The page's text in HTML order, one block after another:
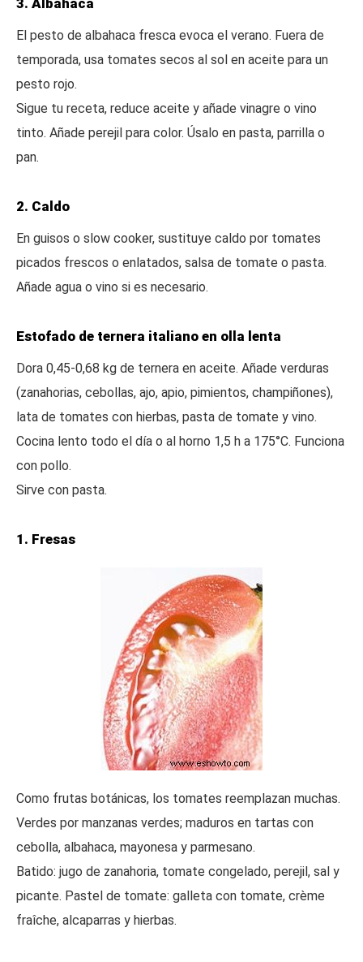
3. Albahaca
El pesto de albahaca fresca evoca el verano. Fuera de
temporada, usa tomates secos al sol en aceite para un
pesto rojo.
Sigue tu receta, reduce aceite y añade vinagre o vino
tinto. Añade perejil para color. Úsalo en pasta, parrilla o
pan.
2. Caldo
En guisos o slow cooker, sustituye caldo por tomates
picados frescos o enlatados, salsa de tomate o pasta.
Añade agua o vino si es necesario.
Estofado de ternera italiano en olla lenta
Dora 0,45-0,68 kg de ternera en aceite. Añade verduras
(zanahorias, cebollas, ajo, apio, pimientos, champiñones),
lata de tomates con hierbas, pasta de tomate y vino.
Cocina lento todo el día o al horno 1,5 h a 175°C. Funciona
con pollo.
Sirve con pasta.
1. Fresas
Como frutas botánicas, los tomates reemplazan muchas.
Verdes por manzanas verdes; maduros en tartas con
cebolla, albahaca, mayonesa y parmesano.
Batido: jugo de zanahoria, tomate congelado, perejil, sal y
picante. Pastel de tomate: galleta con tomate, crème
fraîche, alcaparras y hierbas.